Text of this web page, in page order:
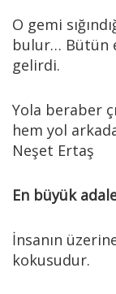
O gemi
bulur… Bütün
gelirdi.
Yola beraber
hem yol
Neşet Ertaş
En büyük
İnsanın
kokusudur.